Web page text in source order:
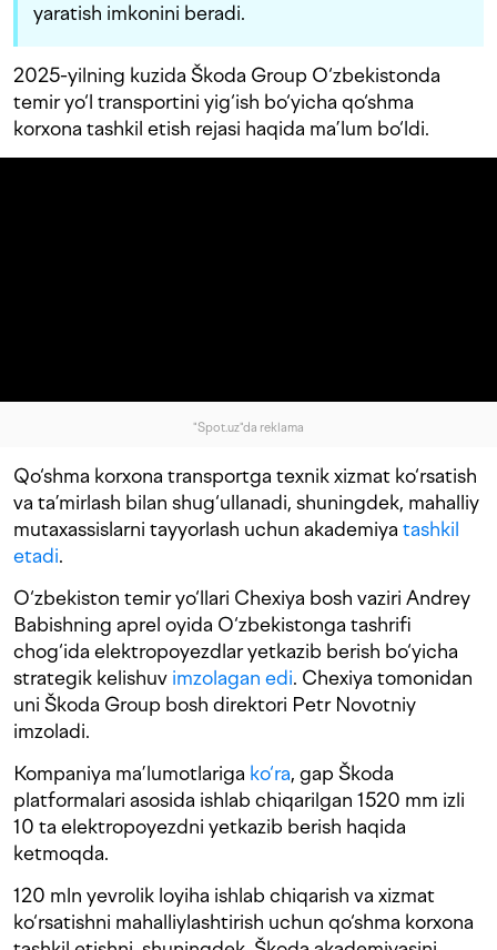
yaratish imkonini beradi.
2025-yilning kuzida Škoda Group O‘zbekistonda
temir yo‘l transportini yig‘ish bo‘yicha qo‘shma
korxona tashkil etish rejasi haqida ma’lum bo‘ldi.
"Spot.uz"da reklama
Qo‘shma korxona transportga texnik xizmat ko‘rsatish
va ta’mirlash bilan shug‘ullanadi, shuningdek, mahalliy
mutaxassislarni tayyorlash uchun akademiya tashkil
etadi.
O‘zbekiston temir yo‘llari Chexiya bosh vaziri Andrey
Babishning aprel oyida O‘zbekistonga tashrifi
chog‘ida elektropoyezdlar yetkazib berish bo‘yicha
strategik kelishuv imzolagan edi. Chexiya tomonidan
uni Škoda Group bosh direktori Petr Novotniy
imzoladi.
Kompaniya ma’lumotlariga ko‘ra, gap Škoda
platformalari asosida ishlab chiqarilgan 1520 mm izli
10 ta elektropoyezdni yetkazib berish haqida
ketmoqda.
120 mln yevrolik loyiha ishlab chiqarish va xizmat
ko‘rsatishni mahalliylashtirish uchun qo‘shma korxona